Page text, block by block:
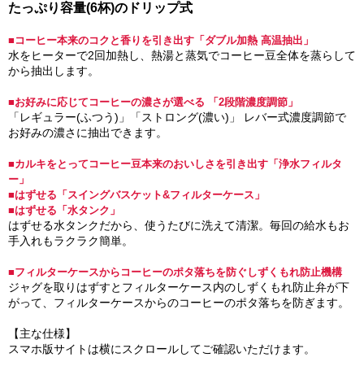
たっぷり容量(6杯)のドリップ式
■コーヒー本来のコクと香りを引き出す「ダブル加熱 高温抽出」
水をヒーターで2回加熱し、熱湯と蒸気でコーヒー豆全体を蒸らして
から抽出します。
■お好みに応じてコーヒーの濃さが選べる 「2段階濃度調節」
「レギュラー(ふつう)」「ストロング(濃い)」 レバー式濃度調節で
お好みの濃さに抽出できます。
■カルキをとってコーヒー豆本来のおいしさを引き出す「浄水フィルタ
ー」
■はずせる「スイングバスケット&フィルターケース」
■はずせる「水タンク」
はずせる水タンクだから、使うたびに洗えて清潔。毎回の給水もお
手入れもラクラク簡単。
■フィルターケースからコーヒーのポタ落ちを防ぐしずくもれ防止機構
ジャグを取りはずすとフィルターケース内のしずくもれ防止弁が下
がって、フィルターケースからのコーヒーのポタ落ちを防ぎます。
【主な仕様】
スマホ版サイトは横にスクロールしてご確認いただけます。